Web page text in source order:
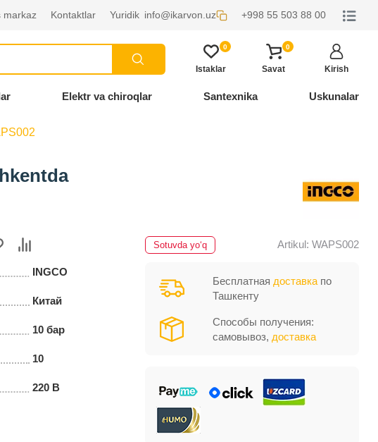
markaz Kontaktlar Yuridik info@ikarvon.uz +998 55 503 88 00
0
Istaklar
0
Savat Kirish
Elektr va chiroqlar Santexnika Uskunalar
INGCO
Китай
10 бар
10
220 В
Sotuvda yo‘q Artikul: WAPS002
Бесплатная доставкапо
Ташкенту
Способы получения:
самовывоз, доставка